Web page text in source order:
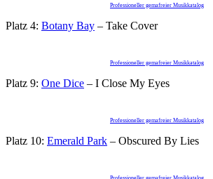
Professioneller gemafreier Musikkatalog
Platz 4: Botany Bay – Take Cover
Professioneller gemafreier Musikkatalog
Platz 9: One Dice – I Close My Eyes
Professioneller gemafreier Musikkatalog
Platz 10: Emerald Park – Obscured By Lies
Professioneller gemafreier Musikkatalog